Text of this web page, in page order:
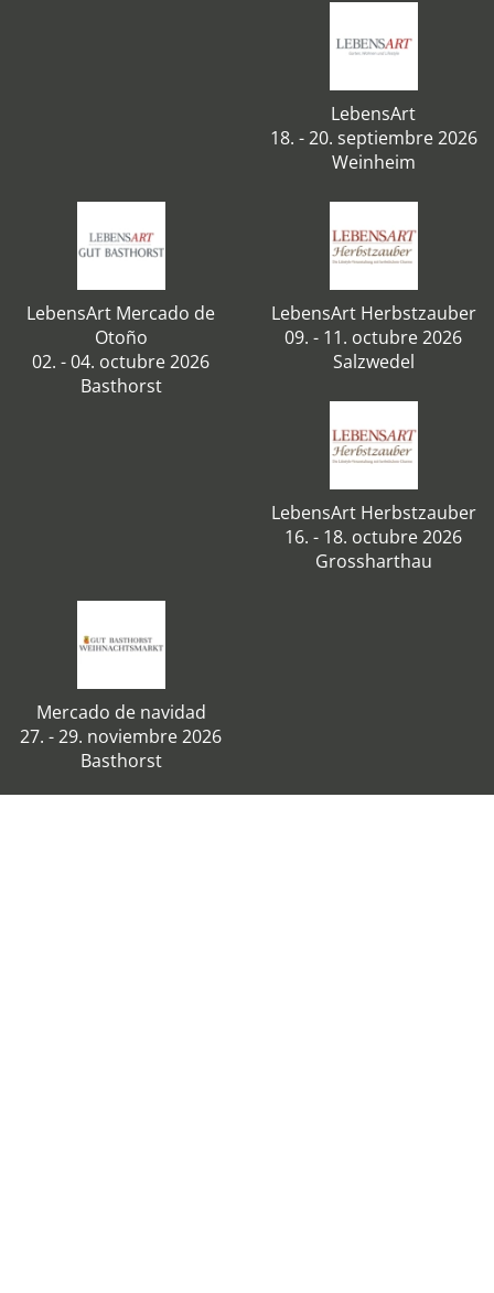
LebensArt
18. - 20. septiembre 2026
Weinheim
LebensArt Mercado de
Otoño
02. - 04. octubre 2026
Basthorst
LebensArt Herbstzauber
09. - 11. octubre 2026
Salzwedel
LebensArt Herbstzauber
16. - 18. octubre 2026
Grossharthau
Mercado de navidad
27. - 29. noviembre 2026
Basthorst